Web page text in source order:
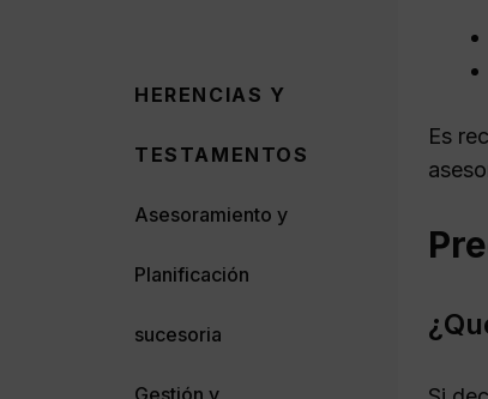
Es
HERENCIAS Y
TESTAMENTOS
Asesoramiento y
Planificación
sucesoria
Gestión y